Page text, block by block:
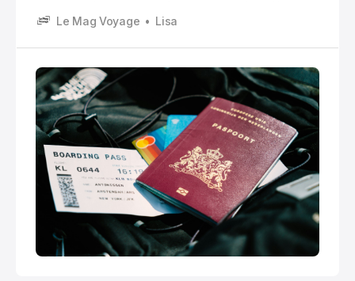
question arrive vite, souvent trop tard, genre la veille
Le Mag Voyage Lisa